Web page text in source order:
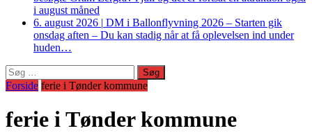
i august måned
6. august 2026 | DM i Ballonflyvning 2026 – Starten gik
onsdag aften – Du kan stadig når at få oplevelsen ind under
huden…
Søg
efter:
Forside ferie i Tønder kommune
ferie i Tønder kommune